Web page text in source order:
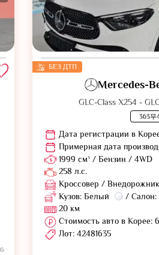
БЕЗ ДТП
Mercedes-
GLC-Class X254 -
363무
Дата регистрации в
Примерная дата
1999 см³ / Бензин / 4WD
258 л.с.
Кроссовер / Внедорожник
Кузов: Белый
/ Салон:
20 км
Стоимость авто в Корее:
Лот: 42481635